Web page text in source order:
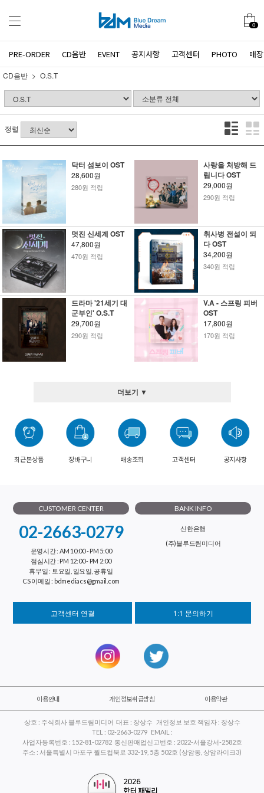
0
PRE-ORDER CD음반 EVENT 공지사항 고객센터 PHOTO 매
CD음반 O.S.T
정렬
닥터 섬보이 OST
28,600원
280원 적립
사랑을 처방해 드
립니다 OST
29,000원
290원 적립
멋진 신세계 OST
47,800원
470원 적립
취사병 전설이 되
다 OST
34,200원
340원 적립
드라마 '21세기 대
군부인' O.S.T
29,700원
290원 적립
V.A - 스프링 피버
OST
17,800원
170원 적립
더보기 ▼
최근본상품 장바구니 배송조회 고객센터 공지사항
CUSTOMER CENTER
02-2663-0279
운영시간 : AM 10:00 - PM 5:00
점심시간 : PM 12:00 - PM 2:00
휴무일 : 토요일, 일요일, 공휴일
CS 이메일 : bdmediacs@gmail.com
BANK INFO
신한은행
(주)블루드림미디어
고객센터 연결 1:1 문의하기
이용안내 개인정보취급방침 이용약관
상호 : 주식회사 블루드림미디어 대표 : 장상수 개인정보 보호 책임자 : 장상수
TEL : 02-2663-0279 EMAIL :
사업자등록번호 : 152-81-02782 통신판매업신고번호 : 2022-서울강서-2582호
주소 : 서울특별시 마포구 월드컵북로 332-19, 5층 502호 (상암동, 상암라이크3)